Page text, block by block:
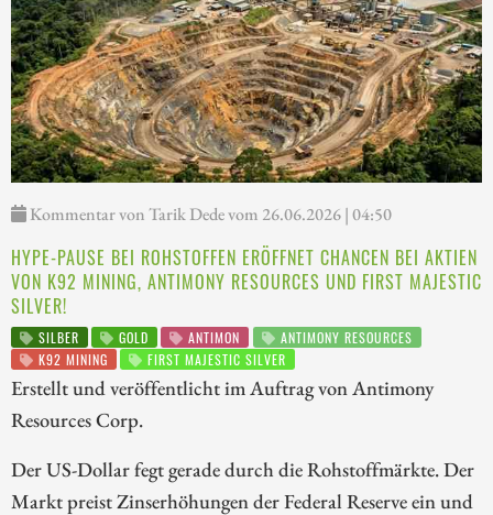
Kommentar von Tarik Dede vom 26.06.2026 | 04:50
HYPE-PAUSE BEI ROHSTOFFEN ERÖFFNET CHANCEN BEI AKTIEN
VON K92 MINING, ANTIMONY RESOURCES UND FIRST MAJESTIC
SILVER!
SILBER GOLD ANTIMON
ANTIMONY RESOURCES
K92 MINING
FIRST MAJESTIC SILVER
Erstellt und veröffentlicht im Auftrag von Antimony
Resources Corp.
Der US-Dollar fegt gerade durch die Rohstoffmärkte. Der
Markt preist Zinserhöhungen der Federal Reserve ein und